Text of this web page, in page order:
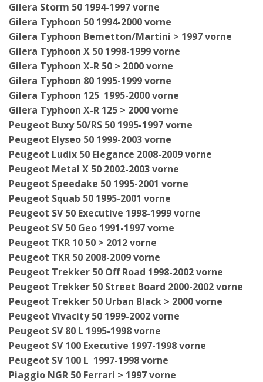
Gilera Storm 50 1994-1997 vorne
Gilera Typhoon 50 1994-2000 vorne
Gilera Typhoon Bemetton/Martini > 1997 vorne
Gilera Typhoon X 50 1998-1999 vorne
Gilera Typhoon X-R 50 > 2000 vorne
Gilera Typhoon 80 1995-1999 vorne
Gilera Typhoon 125 1995-2000 vorne
Gilera Typhoon X-R 125 > 2000 vorne
Peugeot Buxy 50/RS 50 1995-1997 vorne
Peugeot Elyseo 50 1999-2003 vorne
Peugeot Ludix 50 Elegance 2008-2009 vorne
Peugeot Metal X 50 2002-2003 vorne
Peugeot Speedake 50 1995-2001 vorne
Peugeot Squab 50 1995-2001 vorne
Peugeot SV 50 Executive 1998-1999 vorne
Peugeot SV 50 Geo 1991-1997 vorne
Peugeot TKR 10 50 > 2012 vorne
Peugeot TKR 50 2008-2009 vorne
Peugeot Trekker 50 Off Road 1998-2002 vorne
Peugeot Trekker 50 Street Board 2000-2002 vorne
Peugeot Trekker 50 Urban Black > 2000 vorne
Peugeot Vivacity 50 1999-2002 vorne
Peugeot SV 80 L 1995-1998 vorne
Peugeot SV 100 Executive 1997-1998 vorne
Peugeot SV 100 L 1997-1998 vorne
Piaggio NGR 50 Ferrari > 1997 vorne